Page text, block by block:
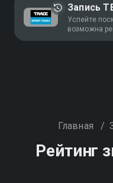
Запись
Успейте
возможна
Главная /
Рейтинг